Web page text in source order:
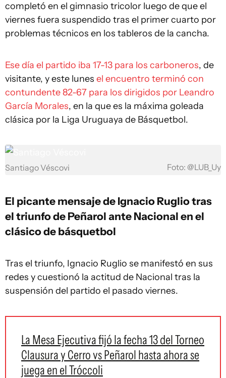
completó en el gimnasio tricolor luego de que el
viernes fuera suspendido tras el primer cuarto por
problemas técnicos en los tableros de la cancha.
Ese día el partido iba 17-13 para los carboneros, de
visitante, y este lunes el encuentro terminó con
contundente 82-67 para los dirigidos por Leandro
García Morales, en la que es la máxima goleada
clásica por la Liga Uruguaya de Básquetbol.
Santiago Véscovi Foto: @LUB_Uy
El picante mensaje de Ignacio Ruglio tras
el triunfo de Peñarol ante Nacional en el
clásico de básquetbol
Tras el triunfo, Ignacio Ruglio se manifestó en sus
redes y cuestionó la actitud de Nacional tras la
suspensión del partido el pasado viernes.
La Mesa Ejecutiva fijó la fecha 13 del Torneo
Clausura y Cerro vs Peñarol hasta ahora se
juega en el Tróccoli